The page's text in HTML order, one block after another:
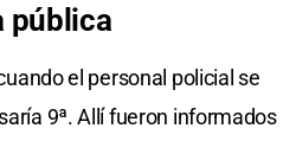
pública
el personal policial se
9ª. Allí fueron informados